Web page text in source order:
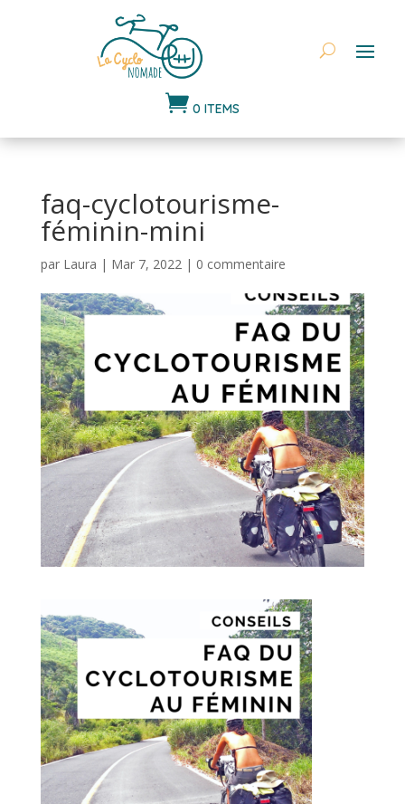
 0 ITEMS
faq-cyclotourisme-
féminin-mini
par Laura | Mar 7, 2022| 0 commentaire